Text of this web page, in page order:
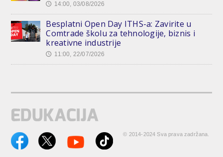
🕔 14:00, 03/08/2026
Besplatni Open Day ITHS-a: Zavirite u
Comtrade školu za tehnologije, biznis i
kreativne industrije
🕔 11:00, 22/07/2026
© 2014-2024 Sva prava zadržana.